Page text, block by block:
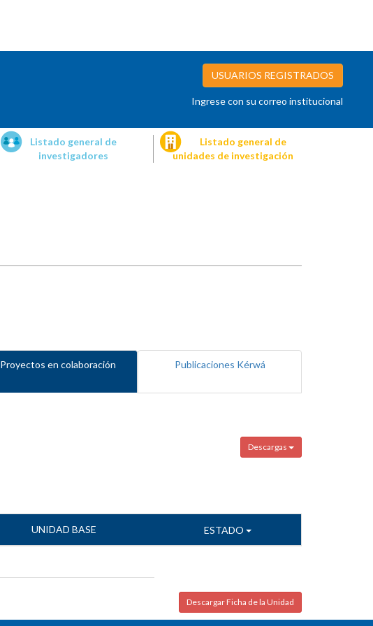
USUARIOS REGISTRADOS
Ingrese con su correo institucional
Listado general de
investigadores
Listado general de
unidades de investigación
Proyectos en colaboración Publicaciones Kérwá
Descargas
UNIDAD BASE ESTADO
Descargar Ficha de la Unidad